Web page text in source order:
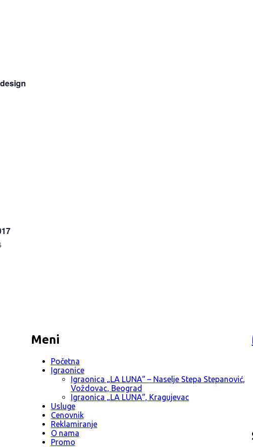
Meni
Početna
Igraonice
Igraonica „LA LUNA“ – Naselje Stepa Stepanović,
Voždovac, Beograd
Igraonica „LA LUNA“, Kragujevac
Usluge
Cenovnik
Reklamiranje
O nama
Promo